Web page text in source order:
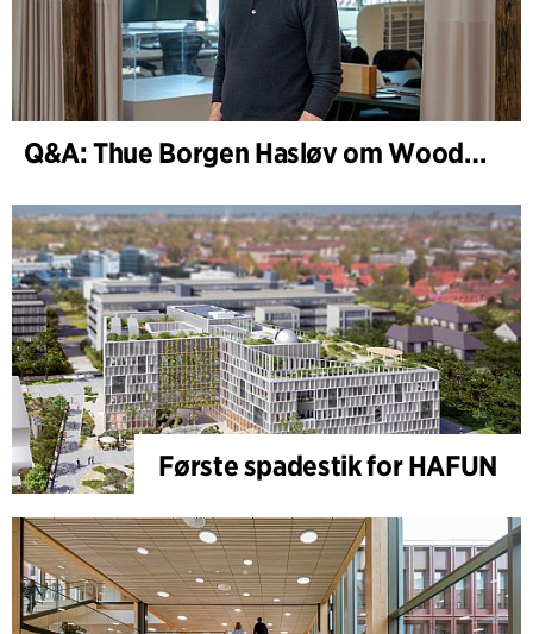
Q&A: Thue Borgen Hasløv om WoodHub
Første spadestik for HAFUN